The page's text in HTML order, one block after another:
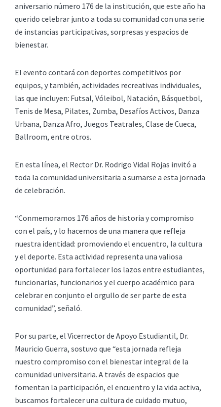
aniversario número 176 de la institución, que este año ha
querido celebrar junto a toda su comunidad con una serie
de instancias participativas, sorpresas y espacios de
bienestar.
El evento contará con deportes competitivos por
equipos, y también, actividades recreativas individuales,
las que incluyen: Futsal, Vóleibol, Natación, Básquetbol,
Tenis de Mesa, Pilates, Zumba, Desafíos Activos, Danza
Urbana, Danza Afro, Juegos Teatrales, Clase de Cueca,
Ballroom, entre otros.
En esta línea, el Rector Dr. Rodrigo Vidal Rojas invitó a
toda la comunidad universitaria a sumarse a esta jornada
de celebración.
“Conmemoramos 176 años de historia y compromiso
con el país, y lo hacemos de una manera que refleja
nuestra identidad: promoviendo el encuentro, la cultura
y el deporte. Esta actividad representa una valiosa
oportunidad para fortalecer los lazos entre estudiantes,
funcionarias, funcionarios y el cuerpo académico para
celebrar en conjunto el orgullo de ser parte de esta
comunidad”, señaló.
Por su parte, el Vicerrector de Apoyo Estudiantil, Dr.
Mauricio Guerra, sostuvo que “esta jornada refleja
nuestro compromiso con el bienestar integral de la
comunidad universitaria. A través de espacios que
fomentan la participación, el encuentro y la vida activa,
buscamos fortalecer una cultura de cuidado mutuo,